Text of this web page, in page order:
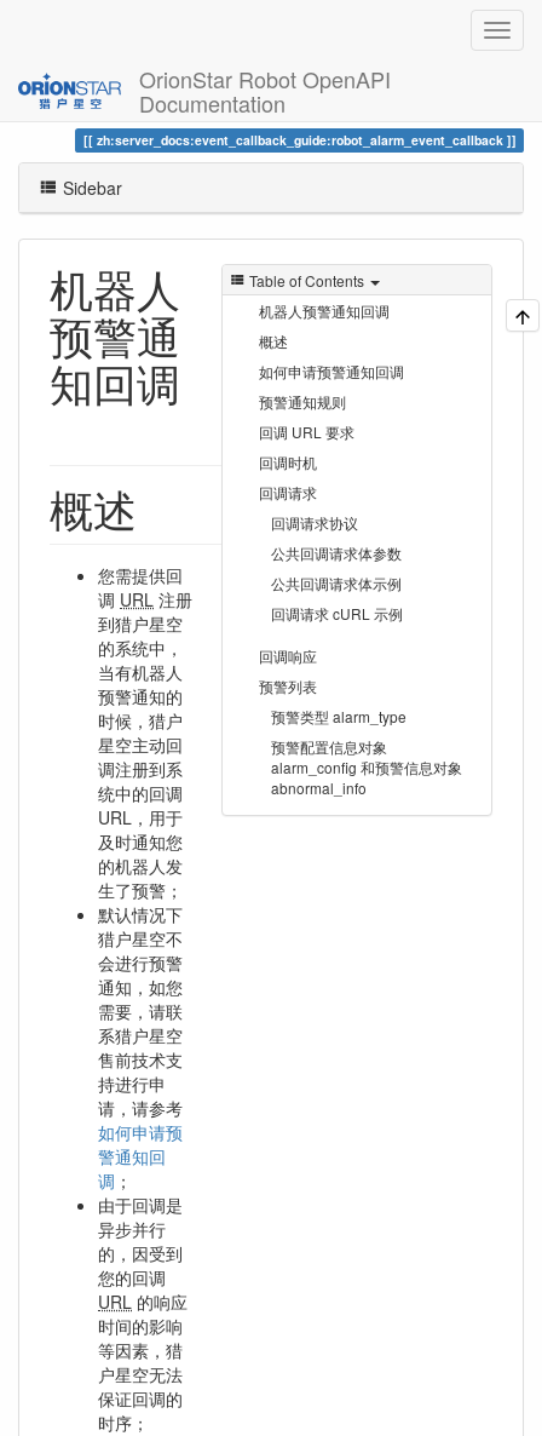
OrionStar Robot OpenAPI
Documentation
Trace 机器人预警通知回调
zh:server_docs:event_callback_guide:robot_alarm_event_callback
Sidebar
Table of Contents
机器人预警通知回调
概述
如何申请预警通知回调
预警通知规则
回调 URL 要求
回调时机
回调请求
回调请求协议
公共回调请求体参数
公共回调请求体示例
回调请求 cURL 示例
回调响应
预警列表
预警类型 alarm_type
预警配置信息对象
alarm_config 和预警信息对象
abnormal_info
机器人
预警通
知回调
概述
您需提供回
调 URL 注册
到猎户星空
的系统中，
当有机器人
预警通知的
时候，猎户
星空主动回
调注册到系
统中的回调
URL，用于
及时通知您
的机器人发
生了预警；
默认情况下
猎户星空不
会进行预警
通知，如您
需要，请联
系猎户星空
售前技术支
持进行申
请，请参考
如何申请预
警通知回
调 ；
由于回调是
异步并行
的，因受到
您的回调
URL 的响应
时间的影响
等因素，猎
户星空无法
保证回调的
时序；